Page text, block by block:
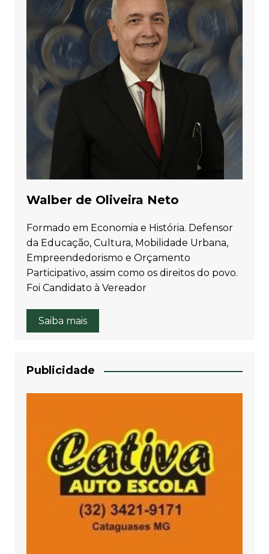
Walber de Oliveira Neto
Formado em Economia e História. Defensor
da Educação, Cultura, Mobilidade Urbana,
Empreendedorismo e Orçamento
Participativo, assim como os direitos do povo.
Foi Candidato à Vereador
Saiba mais
Publicidade